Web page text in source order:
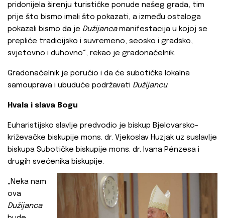
pridonijela širenju turističke ponude našeg grada, tim
prije što bismo imali što pokazati, a između ostaloga
pokazali bismo da je Dužijancamanifestacija u kojoj se
prepliće tradicijsko i suvremeno, seosko i gradsko,
svjetovno i duhovno“, rekao je gradonačelnik.
Gradonačelnik je poručio i da će subotička lokalna
samouprava i ubuduće podržavati Dužijancu.
Hvala i slava Bogu
Euharistijsko slavlje predvodio je biskup Bjelovarsko-
križevačke biskupije mons. dr. Vjekoslav Huzjak uz suslavlje
biskupa Subotičke biskupije mons. dr. Ivana Pénzesa i
drugih svećenika biskupije.
„Neka nam
ova
Dužijanca